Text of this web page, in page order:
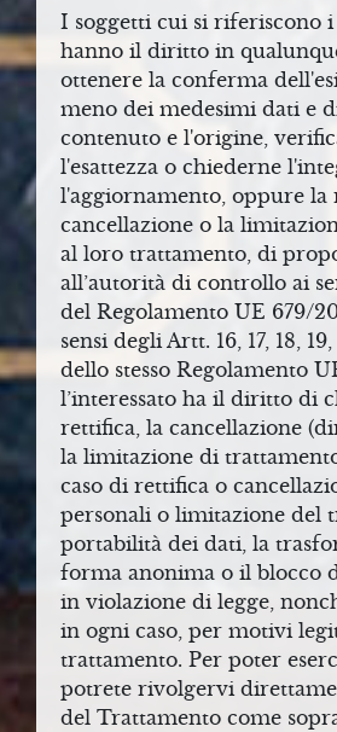
I soggetti cui si riferiscono
hanno il diritto in
ottenere la conferma
meno dei medesimi dati e
contenuto e l'origine,
l'esattezza o chiederne
l'aggiornamento, oppure la
cancellazione o la
al loro trattamento, di
all’autorità di controllo ai
del Regolamento UE 679/
sensi degli Artt. 16, 17, 18,
dello stesso Regolamento
l’interessato ha il diritto di
rettifica, la cancellazione
la limitazione di
caso di rettifica o
personali o limitazione del
portabilità dei dati, la
forma anonima o il blocco
in violazione di legge,
in ogni caso, per motivi
trattamento. Per poter
potrete rivolgervi
del Trattamento come